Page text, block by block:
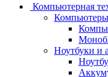
Компьютерная
Ноутбуки и